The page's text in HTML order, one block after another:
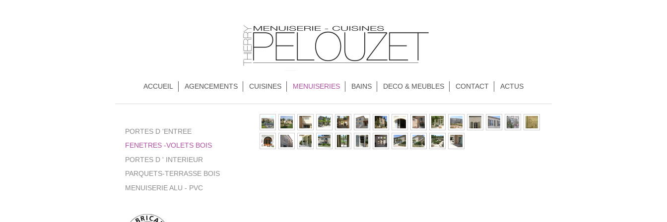
ACCUEIL AGENCEMENTS CUISINES MENUISERIES BAINS DECO & MEUBLES CONTACT ACTUS
PORTES D 'ENTREE
FENETRES -VOLETS BOIS
PORTES D ' INTERIEUR
PARQUETS-TERRASSE BOIS
MENUISERIE ALU - PVC